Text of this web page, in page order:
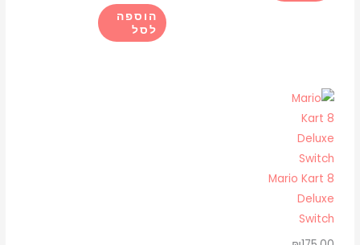
הוספה
לסל
Mario Kart 8
Deluxe
Switch